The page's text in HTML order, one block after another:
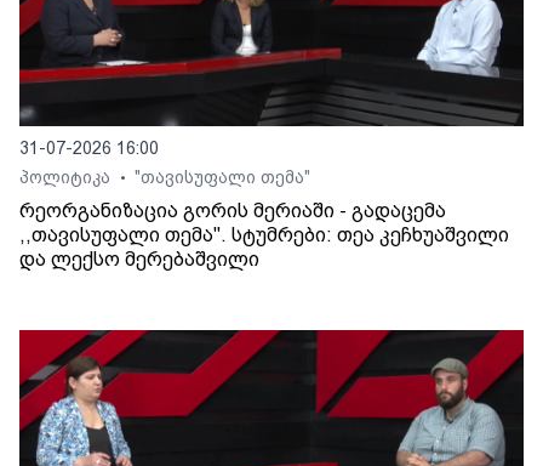
31-07-2026 16:00
პოლიტიკა
• "თავისუფალი თემა"
რეორგანიზაცია გორის მერიაში - გადაცემა
,,თავისუფალი თემა". სტუმრები: თეა კეჩხუაშვილი
და ლექსო მერებაშვილი